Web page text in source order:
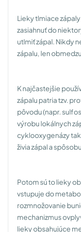
Lieky tlmiace
zasiahnuť do
utlmiť zápal. Nikdy
zápalu, len
K najčastejšie
zápalu patria tzv.
pôvodu (napr.
výrobu lokálnych
cyklooxygenázy
živia zápal a
Potom sú to lieky
vstupuje do
rozmnožovanie
mechanizmus
lieky obsahujúce